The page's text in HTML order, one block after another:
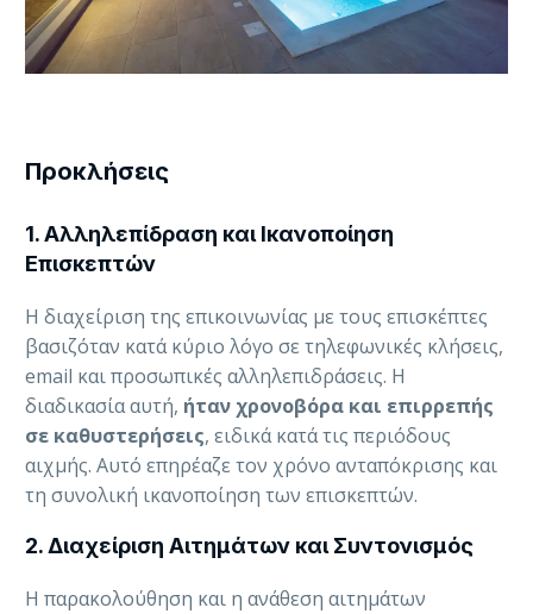
Προκλήσεις
1.Αλληλεπίδραση και Ικανοποίηση
Επισκεπτών
Η διαχείριση της επικοινωνίας με τους επισκέπτες
βασιζόταν κατά κύριο λόγο σε τηλεφωνικές κλήσεις,
email και προσωπικές αλληλεπιδράσεις. Η
διαδικασία αυτή, ήταν χρονοβόρα και επιρρεπής
σε καθυστερήσεις, ειδικά κατά τις περιόδους
αιχμής. Αυτό επηρέαζε τον χρόνο ανταπόκρισης και
τη συνολική ικανοποίηση των επισκεπτών.
2. Διαχείριση Αιτημάτων και Συντονισμός
Η παρακολούθηση και η ανάθεση αιτημάτων